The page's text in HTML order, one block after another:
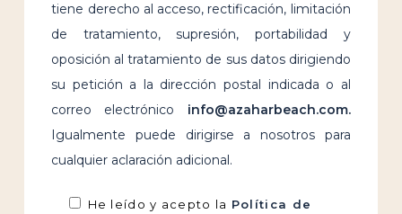
tiene derecho al acceso, rectificación, limitación
de tratamiento, supresión, portabilidad y
oposición al tratamiento de sus datos dirigiendo
su petición a la dirección postal indicada o al
correo electrónico info@azaharbeach.com.
Igualmente puede dirigirse a nosotros para
cualquier aclaración adicional.
He leído y acepto la Política de